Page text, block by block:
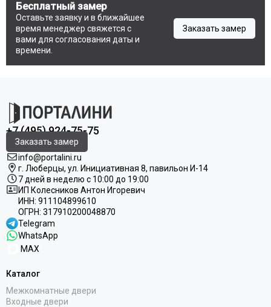
Бесплатный замер
Оставьте заявку и в ближайшее
время менеджер свяжется с
вами для согласования даты и
времени.
Заказать замер
+7 (495) 924-75-75
Заказать замер
info@portalini.ru
г. Люберцы, ул. Инициативная 8, павильон И-14
7 дней в неделю с 10:00 до 19:00
ИП Колесников Антон Игоревич
ИНН: 911104899610
ОГРН: 317910200048870
Telegram
WhatsApp
MAX
Каталог
Межкомнатные двери
Входные двери